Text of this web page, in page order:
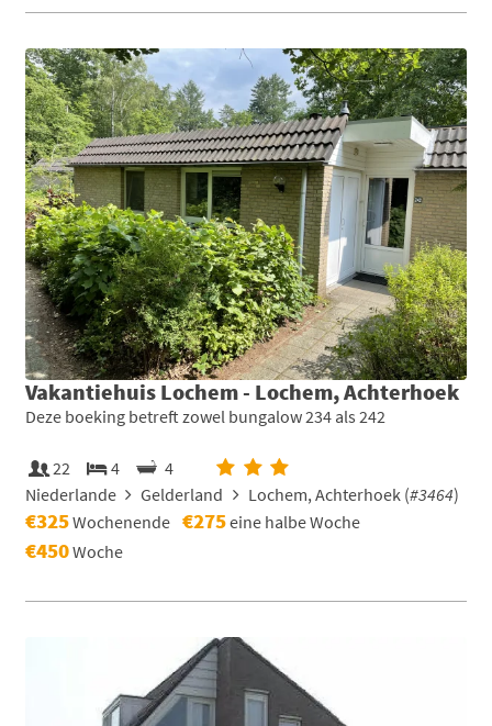
Vakantiehuis Lochem - Lochem, Achterhoek
Deze boeking betreft zowel bungalow 234 als 242
22 4
4
Niederlande
Gelderland Lochem, Achterhoek (#3464)
€325Wochenende €275eine halbe Woche
€450Woche